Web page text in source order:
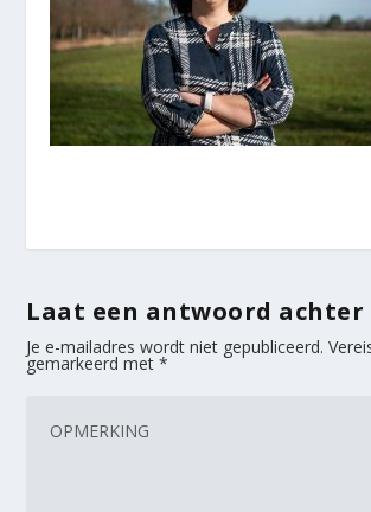
Laat een antwoord achter
Je e-mailadres wordt niet gepubliceerd.
gemarkeerd met*